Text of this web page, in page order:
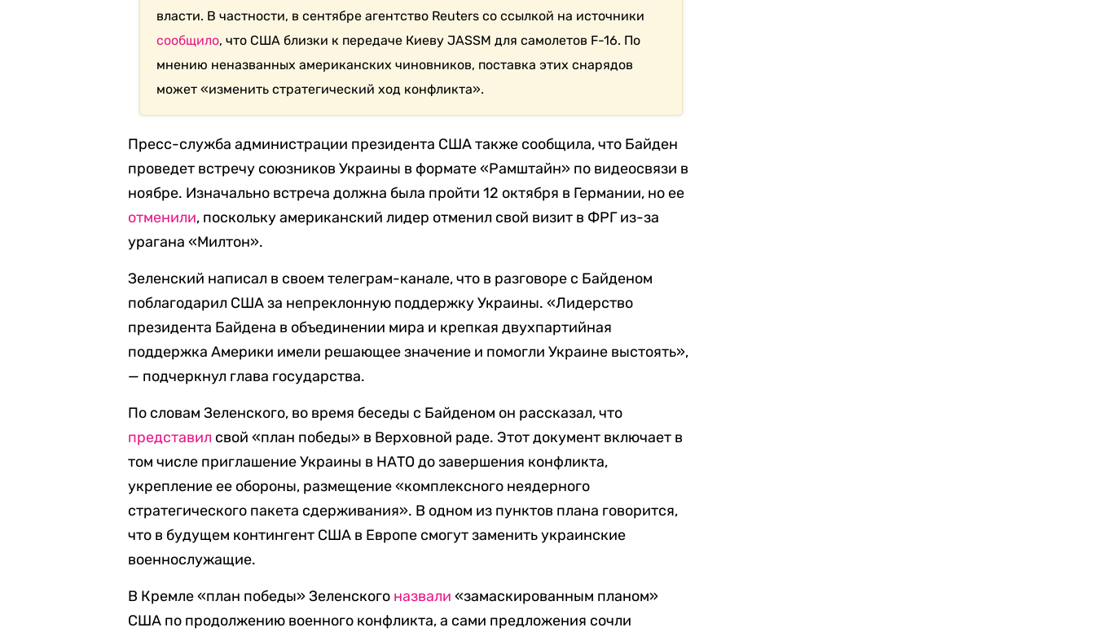
власти. В частности, в сентябре агентство Reuters со ссылкой на источники
сообщило, что США близки к передаче Киеву JASSM для самолетов F-16. По
мнению неназванных американских чиновников, поставка этих снарядов
может «изменить стратегический ход конфликта».
Пресс-служба администрации президента США также сообщила, что Байден
проведет встречу союзников Украины в формате «Рамштайн» по видеосвязи в
ноябре. Изначально встреча должна была пройти 12 октября в Германии, но ее
отменили, поскольку американский лидер отменил свой визит в ФРГ из-за
урагана «Милтон».
Зеленский написал в своем телеграм-канале, что в разговоре с Байденом
поблагодарил США за непреклонную поддержку Украины. «Лидерство
президента Байдена в объединении мира и крепкая двухпартийная
поддержка Америки имели решающее значение и помогли Украине выстоять»,
— подчеркнул глава государства.
По словам Зеленского, во время беседы с Байденом он рассказал, что
представил свой «план победы» в Верховной раде. Этот документ включает в
том числе приглашение Украины в НАТО до завершения конфликта,
укрепление ее обороны, размещение «комплексного неядерного
стратегического пакета сдерживания». В одном из пунктов плана говорится,
что в будущем контингент США в Европе смогут заменить украинские
военнослужащие.
В Кремле «план победы» Зеленского назвали «замаскированным планом»
США по продолжению военного конфликта, а сами предложения сочли